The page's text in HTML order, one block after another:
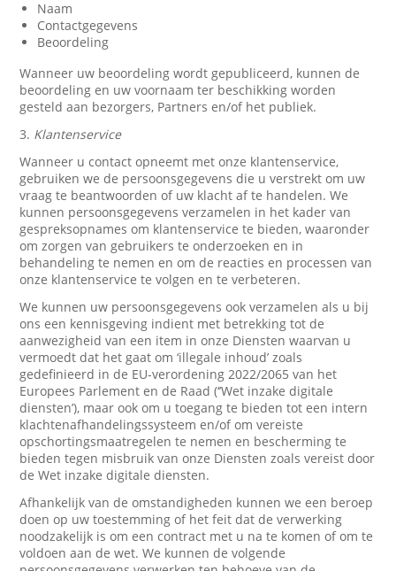
Naam
Contactgegevens
Beoordeling
Wanneer uw beoordeling wordt gepubliceerd, kunnen de
beoordeling en uw voornaam ter beschikking worden
gesteld aan bezorgers, Partners en/of het publiek.
3. Klantenservice
Wanneer u contact opneemt met onze klantenservice,
gebruiken we de persoonsgegevens die u verstrekt om uw
vraag te beantwoorden of uw klacht af te handelen. We
kunnen persoonsgegevens verzamelen in het kader van
gespreksopnames om klantenservice te bieden, waaronder
om zorgen van gebruikers te onderzoeken en in
behandeling te nemen en om de reacties en processen van
onze klantenservice te volgen en te verbeteren.
We kunnen uw persoonsgegevens ook verzamelen als u bij
ons een kennisgeving indient met betrekking tot de
aanwezigheid van een item in onze Diensten waarvan u
vermoedt dat het gaat om ‘illegale inhoud’ zoals
gedefinieerd in de EU-verordening 2022/2065 van het
Europees Parlement en de Raad (‘’Wet inzake digitale
diensten’), maar ook om u toegang te bieden tot een intern
klachtenafhandelingssysteem en/of om vereiste
opschortingsmaatregelen te nemen en bescherming te
bieden tegen misbruik van onze Diensten zoals vereist door
de Wet inzake digitale diensten.
Afhankelijk van de omstandigheden kunnen we een beroep
doen op uw toestemming of het feit dat de verwerking
noodzakelijk is om een contract met u na te komen of om te
voldoen aan de wet. We kunnen de volgende